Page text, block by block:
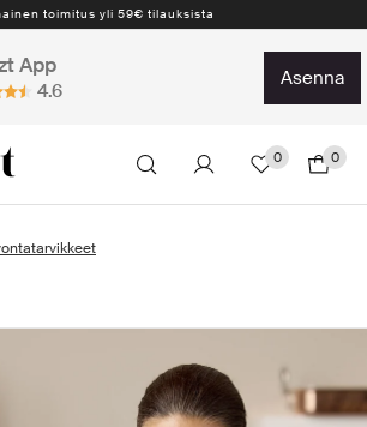
toimitus yli 59€ tilauksista
App
4.6
asenna
0 0